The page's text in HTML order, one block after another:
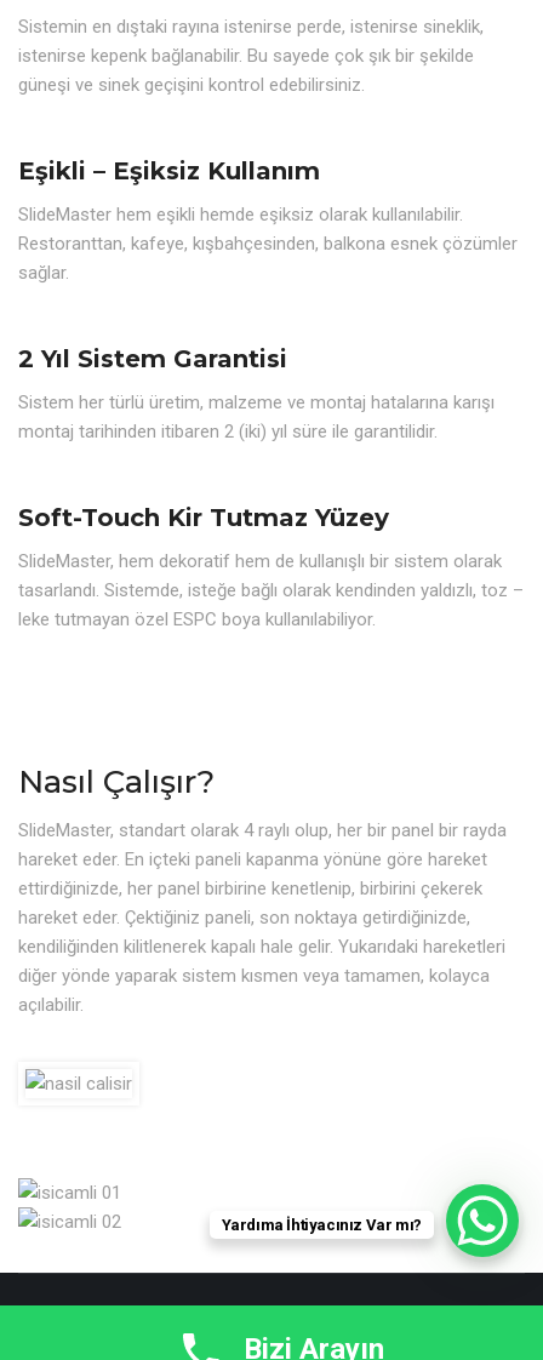
Sistemin en dıştaki rayına istenirse perde, istenirse sineklik,
istenirse kepenk bağlanabilir. Bu sayede çok şık bir şekilde
güneşi ve sinek geçişini kontrol edebilirsiniz.
Eşikli – Eşiksiz Kullanım
SlideMaster hem eşikli hemde eşiksiz olarak kullanılabilir.
Restoranttan, kafeye, kışbahçesinden, balkona esnek çözümler
sağlar.
2 Yıl Sistem Garantisi
Sistem her türlü üretim, malzeme ve montaj hatalarına karışı
montaj tarihinden itibaren 2 (iki) yıl süre ile garantilidir.
Soft-Touch Kir Tutmaz Yüzey
SlideMaster, hem dekoratif hem de kullanışlı bir sistem olarak
tasarlandı. Sistemde, isteğe bağlı olarak kendinden yaldızlı, toz –
leke tutmayan özel ESPC boya kullanılabiliyor.
Nasıl Çalışır?
SlideMaster, standart olarak 4 raylı olup, her bir panel bir rayda
hareket eder. En içteki paneli kapanma yönüne göre hareket
ettirdiğinizde, her panel birbirine kenetlenip, birbirini çekerek
hareket eder. Çektiğiniz paneli, son noktaya getirdiğinizde,
kendiliğinden kilitlenerek kapalı hale gelir. Yukarıdaki hareketleri
diğer yönde yaparak sistem kısmen veya tamamen, kolayca
açılabilir.
Yardıma İhtiyacınız Var mı?
Bizi Arayın